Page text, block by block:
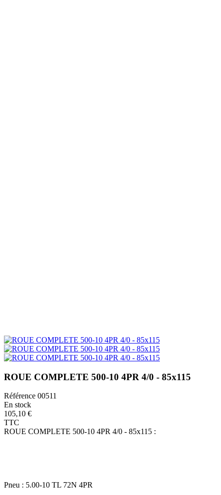
ROUE COMPLETE 500-10 4PR 4/0 - 85x115
Référence 00511
En stock
105,10 €
TTC
ROUE COMPLETE 500-10 4PR 4/0 - 85x115 :
Pneu : 5.00-10 TL 72N 4PR